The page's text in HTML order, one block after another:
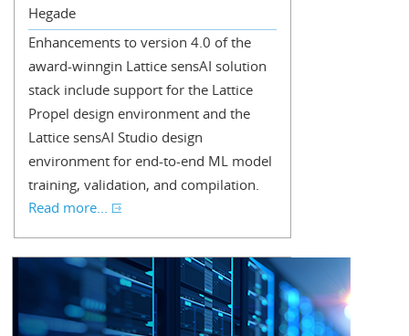
Hegade
Enhancements to version 4.0 of the
award-winngin Lattice sensAI solution
stack include support for the Lattice
Propel design environment and the
Lattice sensAI Studio design
environment for end-to-end ML model
training, validation, and compilation.
Read more...